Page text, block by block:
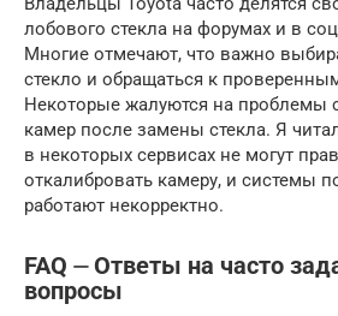
лобового стекла на форумах и в
Многие отмечают, что важно
стекло и обращаться к
Некоторые жалуются на проблемы
камер после замены стекла. Я
в некоторых сервисах не могут
откалибровать камеру, и системы
работают некорректно.
FAQ ⏤ Ответы на часто
вопросы